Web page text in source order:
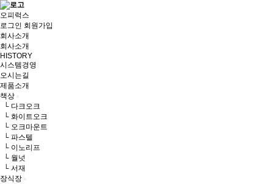
오피럭스
로그인 회원가입
회사소개
회사소개
HISTORY
시스템경영
오시는길
제품소개
책상
└ 다크오크
└ 화이트오크
└ 오크마운트
└ 파스텔
└ 이노리프
└ 월넛
└ 서재
장식장